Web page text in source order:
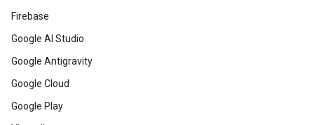
Firebase
Google AI Studio
Google Antigravity
Google Cloud
Google Play